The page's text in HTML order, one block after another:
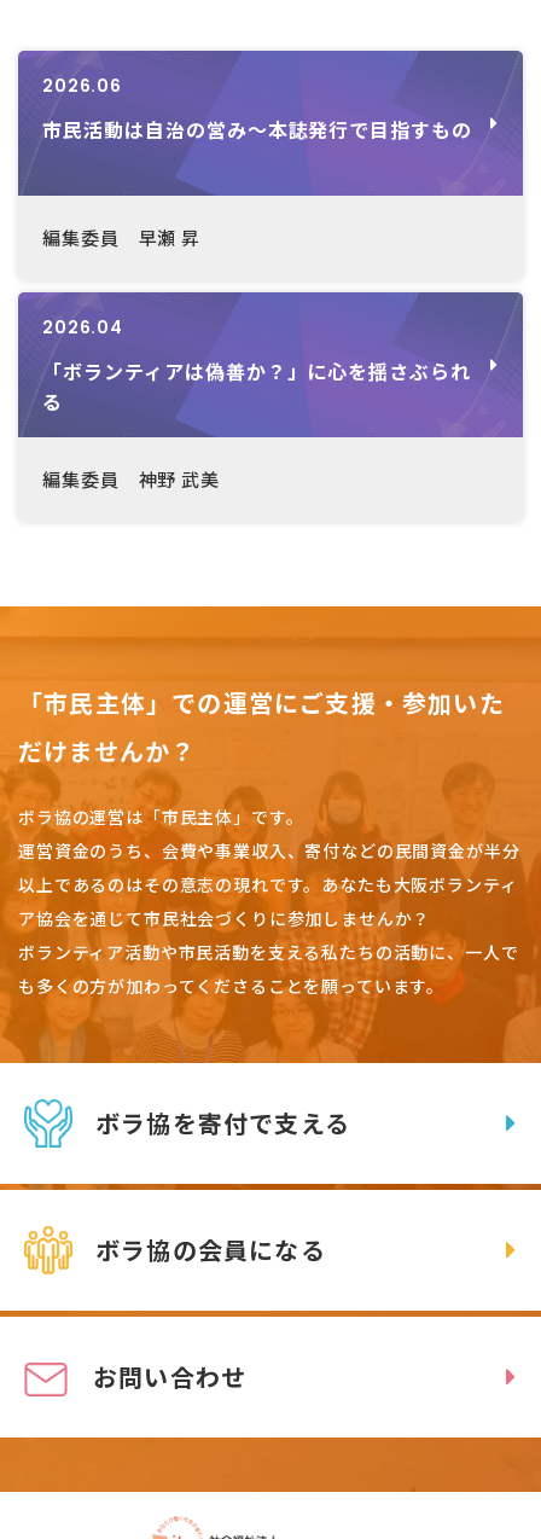
2026.06
市民活動は自治の営み～本誌発行で目指すもの
編集委員 早瀬 昇
2026.04
「ボランティアは偽善か？」に心を揺さぶられ
る
編集委員 神野 武美
「市民主体」での運営にご支援・参加いた
だけませんか？
ボラ協の運営は「市民主体」です。
運営資金のうち、会費や事業収入、寄付などの民間資金が半分
以上であるのはその意志の現れです。 あなたも大阪ボランティ
ア協会を通じて市民社会づくりに参加しませんか？
ボランティア活動や市民活動を支える私たちの活動に、一人で
も多くの方が加わってくださることを願っています。
ボラ協を寄付で支える
ボラ協の会員になる
お問い合わせ